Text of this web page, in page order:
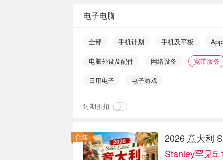
电子电脑
全部 手机计划 手机及平板
电脑外设及配件 网络设备 宽带服务
日用电子 电子游戏
过期折扣
合集
2026 意大利
Stanley罕见